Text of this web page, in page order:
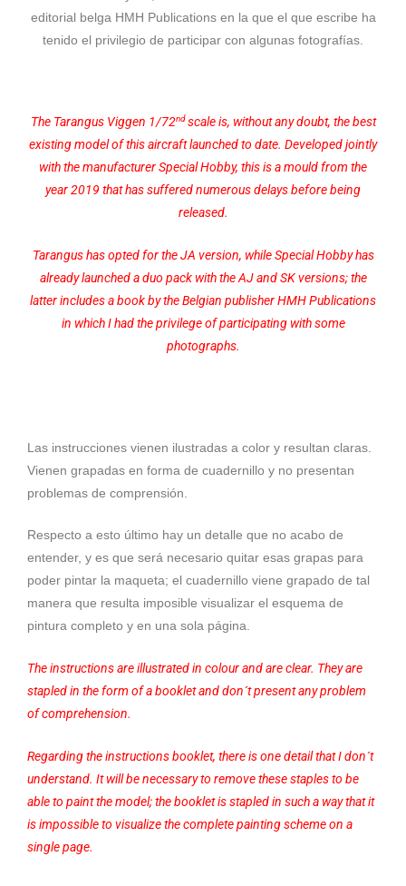
editorial belga HMH Publications en la que el que escribe ha
tenido el privilegio de participar con algunas fotografías.
The Tarangus Viggen 1/72ndscale is, without any doubt, the best
existing model of this aircraft launched to date. Developed jointly
with the manufacturer Special Hobby, this is a mould from the
year 2019 that has suffered numerous delays before being
released.
Tarangus has opted for the JA version, while Special Hobby has
already launched a duo pack with the AJ and SK versions; the
latter includes a book by the Belgian publisher HMH Publications
in which I had the privilege of participating with some
photographs.
Las instrucciones vienen ilustradas a color y resultan claras.
Vienen grapadas en forma de cuadernillo y no presentan
problemas de comprensión.
Respecto a esto último hay un detalle que no acabo de
entender, y es que será necesario quitar esas grapas para
poder pintar la maqueta; el cuadernillo viene grapado de tal
manera que resulta imposible visualizar el esquema de
pintura completo y en una sola página.
The instructions are illustrated in colour and are clear. They are
stapled in the form of a booklet and don´t present any problem
of comprehension.
Regarding the instructions booklet, there is one detail that I don´t
understand. It will be necessary to remove these staples to be
able to paint the model; the booklet is stapled in such a way that it
is impossible to visualize the complete painting scheme on a
single page.